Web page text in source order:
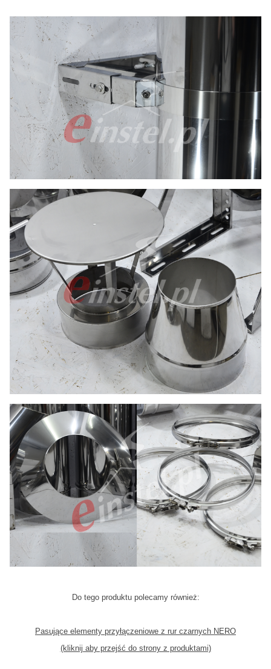
Do tego produktu polecamy również:
Pasujące elementy przyłączeniowe z rur czarnych NERO
(kliknij aby przejść do strony z produktami)